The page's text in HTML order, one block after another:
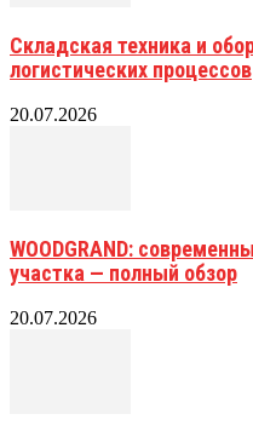
Складская техника и
логистических процессов
20.07.2026
WOODGRAND:
участка — полный обзор
20.07.2026